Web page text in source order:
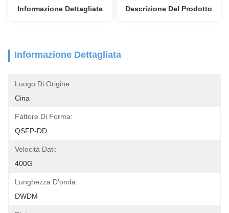
Informazione Dettagliata Descrizione Del Prodotto
Informazione Dettagliata
Luogo Di Origine:
Cina
Fattore Di Forma:
QSFP-DD
Velocità Dati:
400G
Lunghezza D'onda:
DWDM